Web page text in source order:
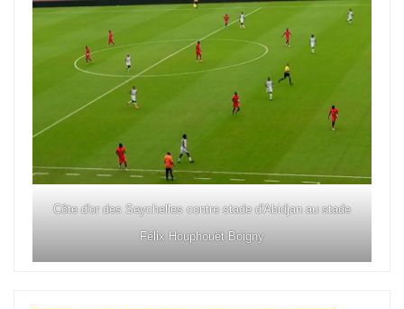
Côte d'or des Seychelles contre stade d'Abidjan au stade
Félix Houphouët Boigny